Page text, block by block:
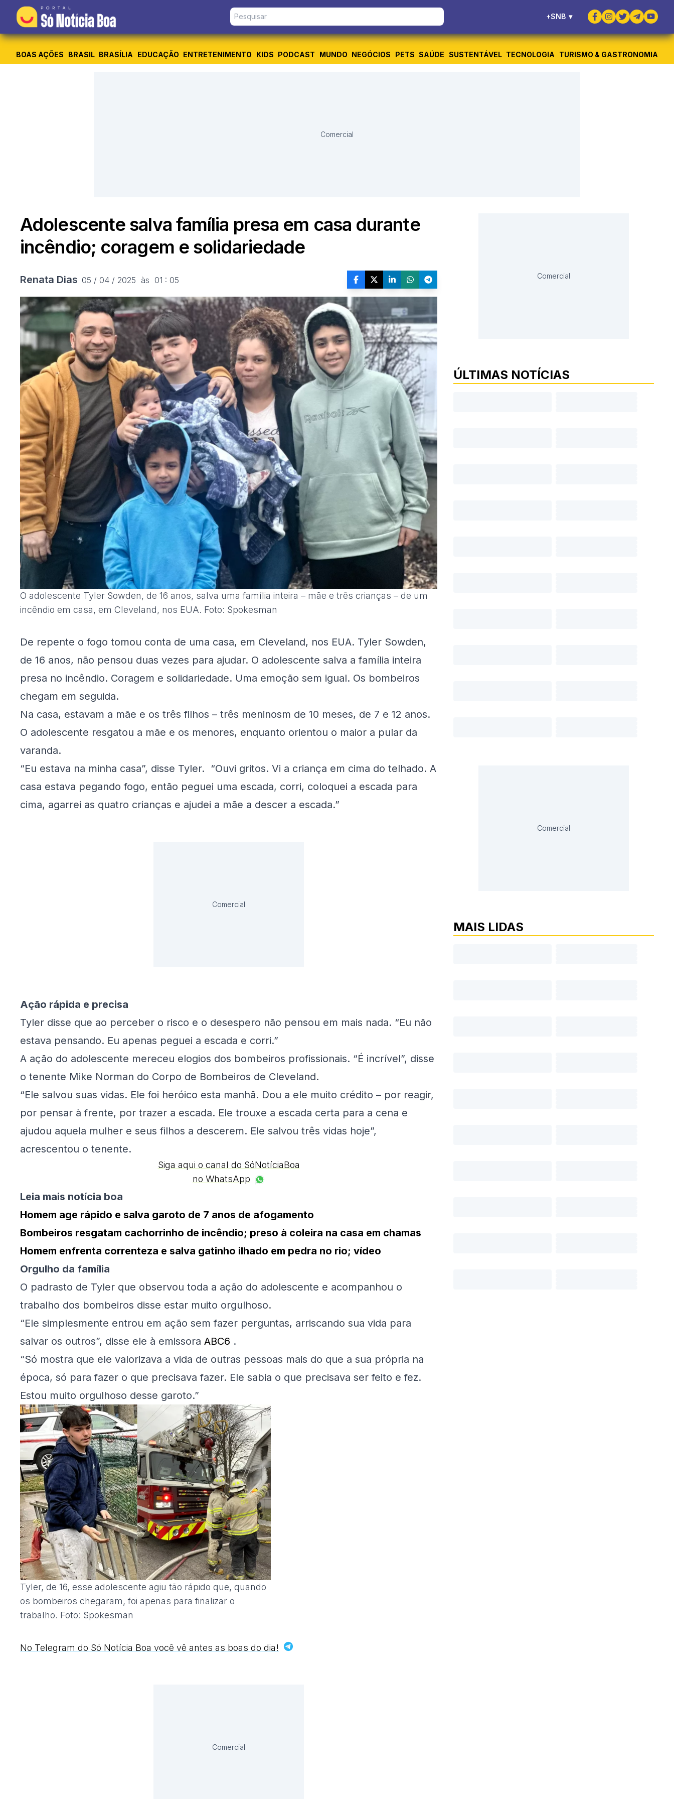
+SNB ▾
BOAS AÇÕES BRASIL BRASÍLIA EDUCAÇÃO ENTRETENIMENTO KIDS PODCAST MUNDO NEGÓCIOS PETS SAÚDE SUSTENTÁVEL TECNOLOGIA TURISMO & GASTRONOMIA
Comercial
Adolescente salva família presa em casa durante
incêndio; coragem e solidariedade
Renata Dias 05 / 04 / 2025  às  01 : 05
O adolescente Tyler Sowden, de 16 anos, salva uma família inteira – mãe e três crianças – de um
incêndio em casa, em Cleveland, nos EUA. Foto: Spokesman
De repente o fogo tomou conta de uma casa, em Cleveland, nos EUA. Tyler Sowden,
de 16 anos, não pensou duas vezes para ajudar. O adolescente salva a família inteira
presa no incêndio. Coragem e solidariedade. Uma emoção sem igual. Os bombeiros
chegam em seguida.
Na casa, estavam a mãe e os três filhos – três meninosm de 10 meses, de 7 e 12 anos.
O adolescente resgatou a mãe e os menores, enquanto orientou o maior a pular da
varanda.
“Eu estava na minha casa”, disse Tyler. “Ouvi gritos. Vi a criança em cima do telhado. A
casa estava pegando fogo, então peguei uma escada, corri, coloquei a escada para
cima, agarrei as quatro crianças e ajudei a mãe a descer a escada.”
Comercial
Ação rápida e precisa
Tyler disse que ao perceber o risco e o desespero não pensou em mais nada. “Eu não
estava pensando. Eu apenas peguei a escada e corri.”
A ação do adolescente mereceu elogios dos bombeiros profissionais. “É incrível”, disse
o tenente Mike Norman do Corpo de Bombeiros de Cleveland.
“Ele salvou suas vidas. Ele foi heróico esta manhã. Dou a ele muito crédito – por reagir,
por pensar à frente, por trazer a escada. Ele trouxe a escada certa para a cena e
ajudou aquela mulher e seus filhos a descerem. Ele salvou três vidas hoje”,
acrescentou o tenente.
Siga aqui o canal do SóNotíciaBoa
no WhatsApp
Leia mais notícia boa
Homem age rápido e salva garoto de 7 anos de afogamento
Bombeiros resgatam cachorrinho de incêndio; preso à coleira na casa em chamas
Homem enfrenta correnteza e salva gatinho ilhado em pedra no rio; vídeo
Orgulho da família
O padrasto de Tyler que observou toda a ação do adolescente e acompanhou o
trabalho dos bombeiros disse estar muito orgulhoso.
“Ele simplesmente entrou em ação sem fazer perguntas, arriscando sua vida para
salvar os outros”, disse ele à emissora ABC6 .
“Só mostra que ele valorizava a vida de outras pessoas mais do que a sua própria na
época, só para fazer o que precisava fazer. Ele sabia o que precisava ser feito e fez.
Estou muito orgulhoso desse garoto.”
Tyler, de 16, esse adolescente agiu tão rápido que, quando
os bombeiros chegaram, foi apenas para finalizar o
trabalho. Foto: Spokesman
No Telegram do Só Notícia Boa você vê antes as boas do dia!
Comercial
Comercial
ÚLTIMAS NOTÍCIAS
Comercial
MAIS LIDAS